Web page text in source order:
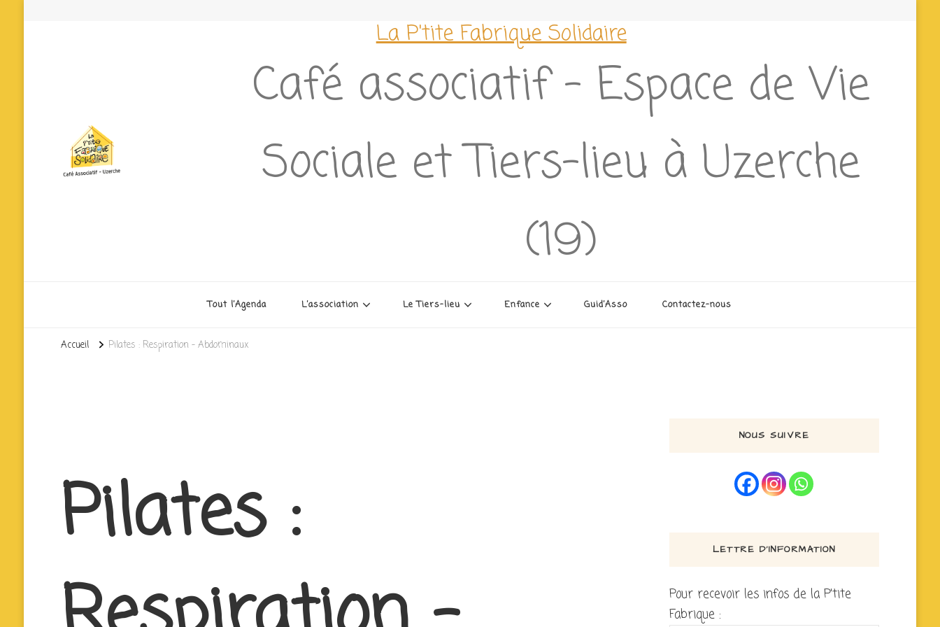
La P'tite Fabrique Solidaire
Café associatif – Espace de Vie
Sociale et Tiers-lieu à Uzerche
(19)
Tout l’Agenda L’association Le Tiers-lieu Enfance Guid’Asso Contactez-nous
Accueil Pilates : Respiration – Abdominaux
Pilates :
NOUS SUIVRE
LETTRE D’INFORMATION
Pour recevoir les infos de la P'tite
Fabrique :